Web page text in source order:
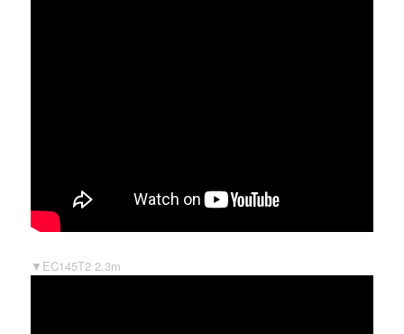
▼EC145T2 2.3m